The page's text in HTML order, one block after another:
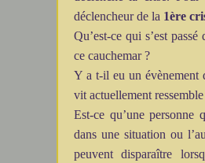
déclencheur de la 1ère
Qu’est-ce qui s’est
ce cauchemar ?
Y a t-il eu un évènement
vit actuellement
Est-ce qu’une personne
dans une situation ou
peuvent disparaître